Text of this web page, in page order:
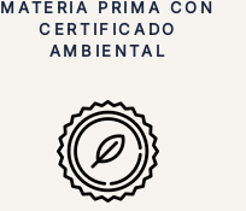
MATERIA PRIMA CON
CERTIFICADO
AMBIENTAL